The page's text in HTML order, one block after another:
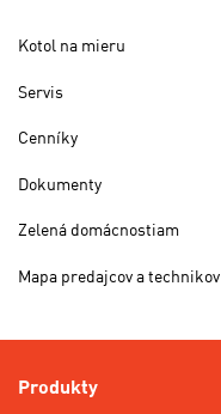
Kotol na mieru
Servis
Cenníky
Dokumenty
Zelená domácnostiam
Mapa predajcov a technikov
Produkty